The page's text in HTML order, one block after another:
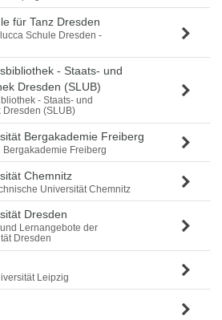
für Tanz Dresden
Schule Dresden -
- Staats- und
Dresden (SLUB)
- Staats- und
Dresden (SLUB)
Bergakademie Freiberg
Bergakademie Freiberg
Chemnitz
Universität Chemnitz
Dresden
Lernangebote der
Dresden
Leipzig